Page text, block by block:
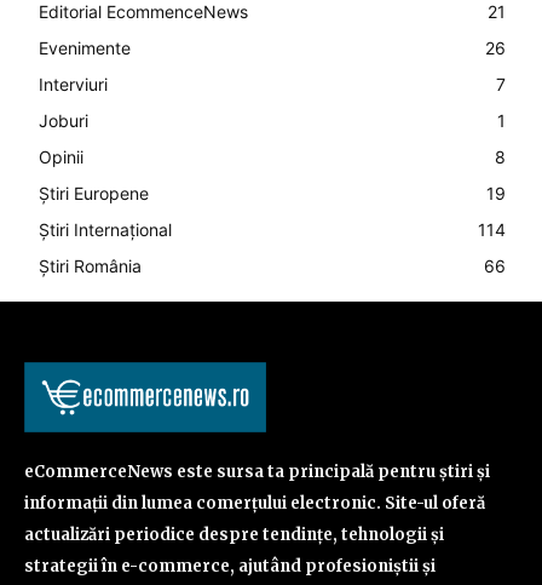
Editorial EcommenceNews
21
Evenimente
26
Interviuri
7
Joburi
1
Opinii
8
Știri Europene
19
Știri Internațional
114
Știri România
66
eCommerceNews este sursa ta principală pentru știri și
informații din lumea comerțului electronic. Site-ul oferă
actualizări periodice despre tendințe, tehnologii și
strategii în e-commerce, ajutând profesioniștii și